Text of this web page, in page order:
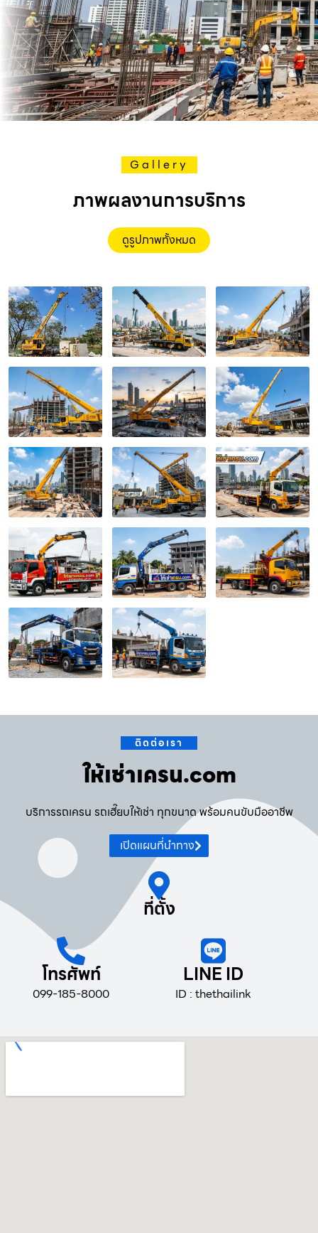
Gallery
ภาพผลงานการบริการ
ดูรูปภาพทั้งหมด
ติดต่อเรา
ให้เช่าเครน.com
บริการรถเครน รถเฮี๊ยบให้เช่า ทุกขนาด พร้อมคนขับมืออาชีพ
เปิดแผนที่นำทาง
ที่ตั้ง
โทรศัพท์
099-185-8000
LINE ID
ID : thethailink